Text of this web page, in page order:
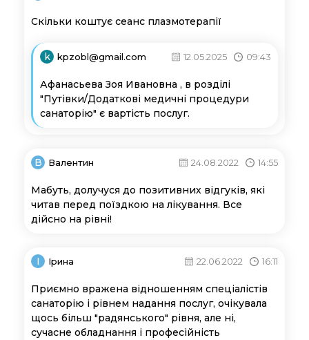
Скільки коштує сеанс плазмотерапії
k kpzobl@gmail.com 12.05.2025 09:43
Афанасьева Зоя Ивановна , в розділі
"Путівки/Додаткові медичні процедури
санаторію" є вартість послуг.
В Валентин 24.08.2022 14:55
Мабуть, долучуся до позитивних відгуків, які
читав перед поїздкою на лікування. Все
дійсно на рівні!
І Ірина 22.06.2022 16:11
Приємно вражена відношенням спеціалістів
санаторію і рівнем надання послуг, очікувала
щось більш "радянського" рівня, але ні,
сучасне обладнання і професійність